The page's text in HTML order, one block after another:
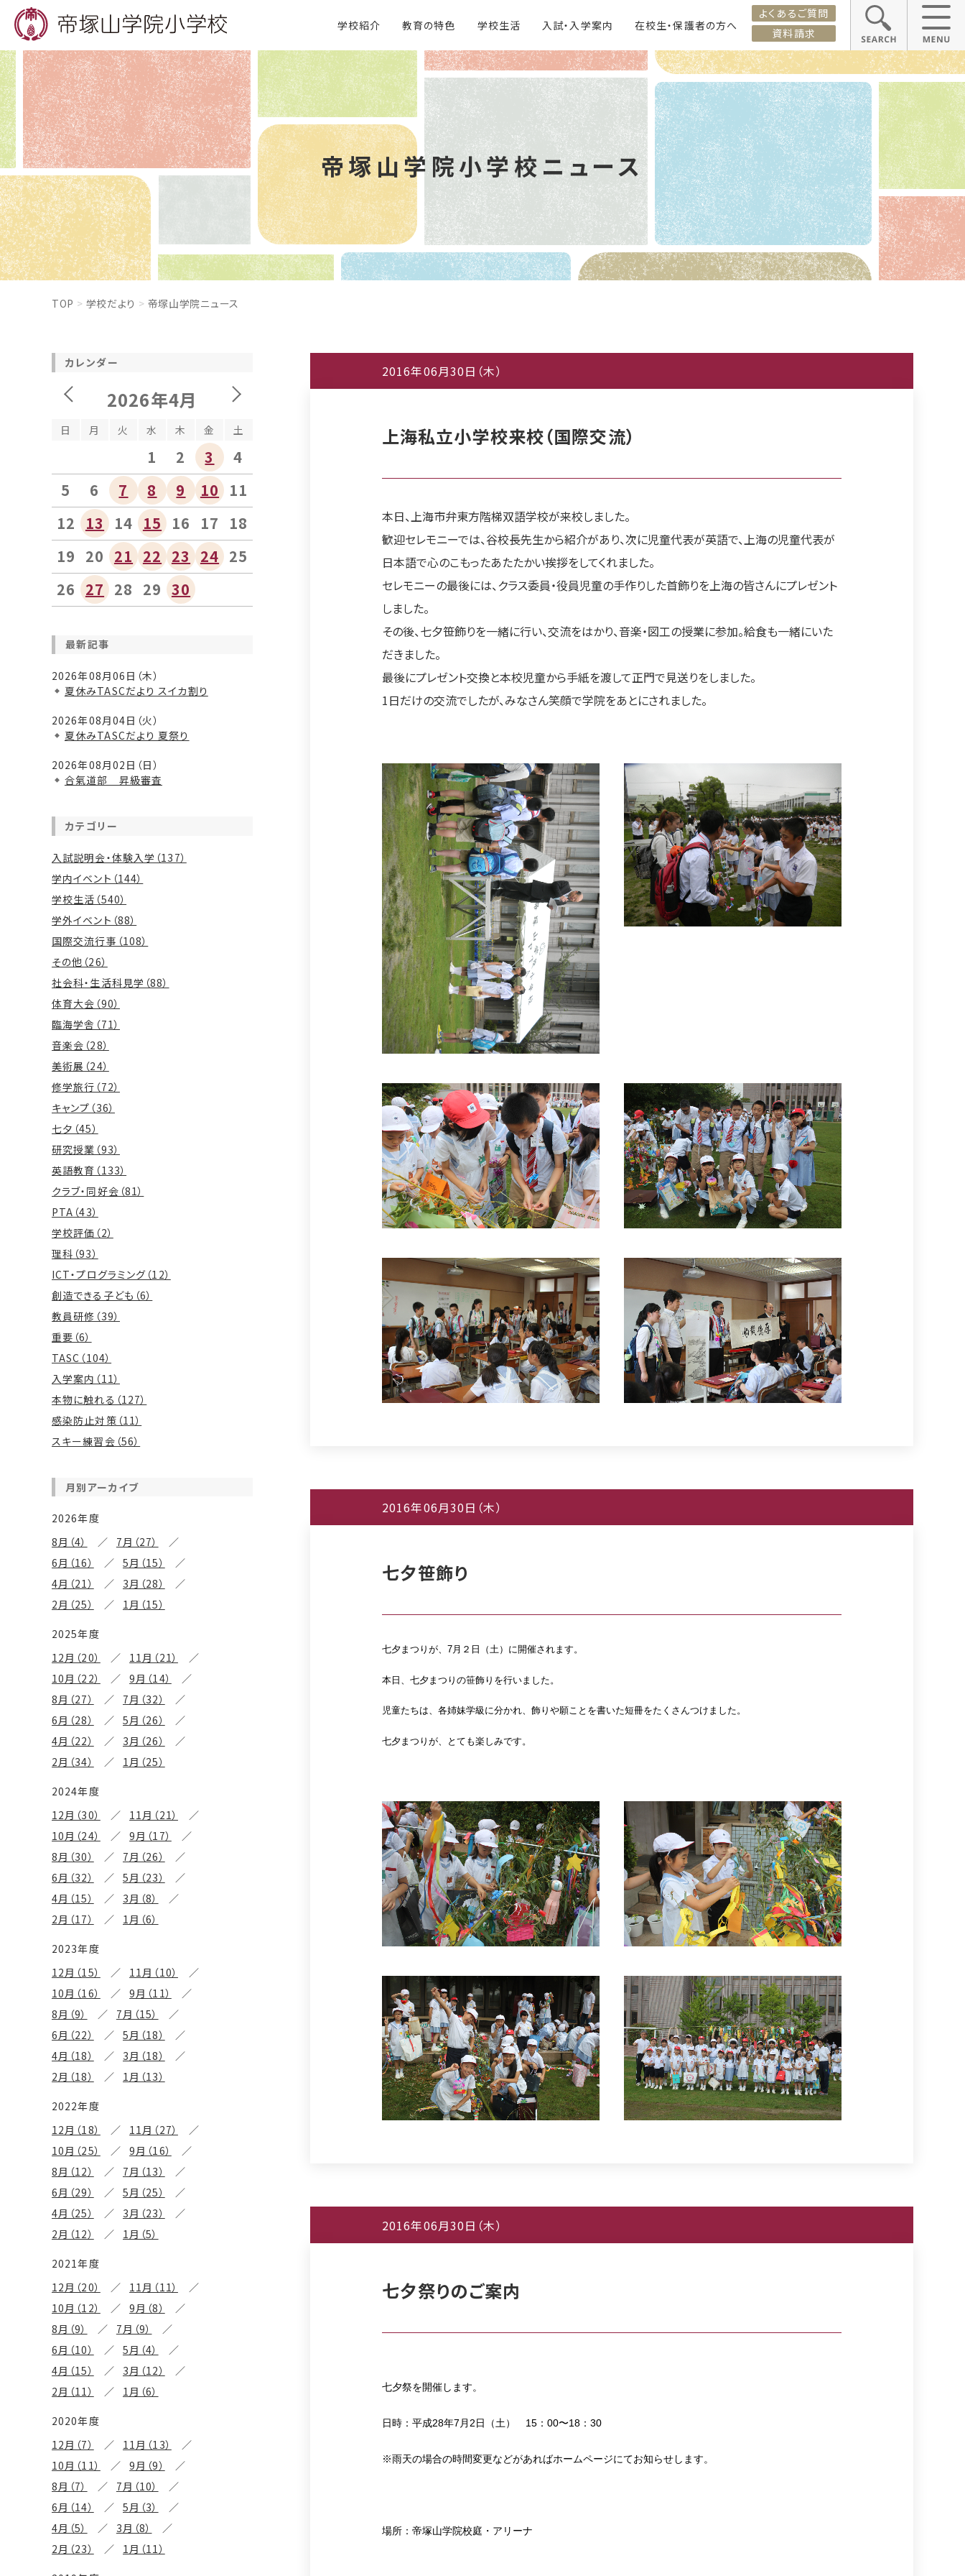
学校紹介 教育の特色 学校生活 入試・入学案内 在校生・保護者の方へ
よくあるご質問
資料請求
帝塚山学院小学校ニュース
TOP 学校だより 帝塚山学院ニュース
2016年06月30日（木）
上海私立小学校来校（国際交流）
本日、上海市弁東方階梯双語学校が来校しました。
歓迎セレモニーでは、谷校長先生から紹介があり、次に児童代表が英語で、上海の児童代表が
日本語で心のこもったあたたかい挨拶をしてくれました。
セレモニーの最後には、クラス委員・役員児童の手作りした首飾りを上海の皆さんにプレゼント
しました。
その後、七夕笹飾りを一緒に行い、交流をはかり、音楽・図工の授業に参加。給食も一緒にいた
だきました。
最後にプレゼント交換と本校児童から手紙を渡して正門で見送りをしました。
1日だけの交流でしたが、みなさん笑顔で学院をあとにされました。
2016年06月30日（木）
七夕笹飾り
七夕まつりが、7月２日（土）に開催されます。
本日、七夕まつりの笹飾りを行いました。
児童たちは、各姉妹学級に分かれ、飾りや願ことを書いた短冊をたくさんつけました。
七夕まつりが、とても楽しみです。
2016年06月30日（木）
七夕祭りのご案内
七夕祭を開催します。
日時：平成28年7月2日（土） 15：00〜18：30
※雨天の場合の時間変更などがあればホームページにてお知らせします。
場所：帝塚山学院校庭・アリーナ
カレンダー
2026年4月
日 月 火 水 木 金 土
1 2 3
4
5
6 7 8 9 10
11
12
13 14 15 16 17
18
19 20 21 22 23 24 25
26 27 28 29 30
最新記事
2026年08月06日（木）
夏休みTASCだより スイカ割り
2026年08月04日（火）
夏休みTASCだより 夏祭り
2026年08月02日（日）
合氣道部 昇級審査
カテゴリー
入試説明会・体験入学（137）
学内イベント（144）
学校生活（540）
学外イベント（88）
国際交流行事（108）
その他（26）
社会科・生活科見学（88）
体育大会（90）
臨海学舎（71）
音楽会（28）
美術展（24）
修学旅行（72）
キャンプ（36）
七夕（45）
研究授業（93）
英語教育（133）
クラブ・同好会（81）
PTA（43）
学校評価（2）
理科（93）
ICT・プログラミング（12）
創造できる子ども（6）
教員研修（39）
重要（6）
TASC（104）
入学案内（11）
本物に触れる（127）
感染防止対策（11）
スキー練習会（56）
月別アーカイブ
2026年度
8月（4）
7月（27）
6月（16）
5月（15）
4月（21）
3月（28）
2月（25）
1月（15）
2025年度
12月（20）
11月（21）
10月（22）
9月（14）
8月（27）
7月（32）
6月（28）
5月（26）
4月（22）
3月（26）
2月（34）
1月（25）
2024年度
12月（30）
11月（21）
10月（24）
9月（17）
8月（30）
7月（26）
6月（32）
5月（23）
4月（15）
3月（8）
2月（17）
1月（6）
2023年度
12月（15）
11月（10）
10月（16）
9月（11）
8月（9）
7月（15）
6月（22）
5月（18）
4月（18）
3月（18）
2月（18）
1月（13）
2022年度
12月（18）
11月（27）
10月（25）
9月（16）
8月（12）
7月（13）
6月（29）
5月（25）
4月（25）
3月（23）
2月（12）
1月（5）
2021年度
12月（20）
11月（11）
10月（12）
9月（8）
8月（9）
7月（9）
6月（10）
5月（4）
4月（15）
3月（12）
2月（11）
1月（6）
2020年度
12月（7）
11月（13）
10月（11）
9月（9）
8月（7）
7月（10）
6月（14）
5月（3）
4月（5）
3月（8）
2月（23）
1月（11）